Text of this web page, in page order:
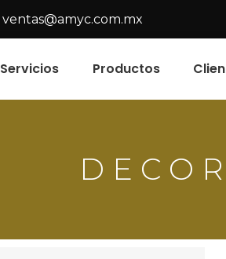
ventas@amyc.com.mx
Servicios Productos